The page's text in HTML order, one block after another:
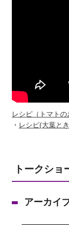
レシピ（トマトの
・ レシピ(大葉と
トークショ
アーカイ